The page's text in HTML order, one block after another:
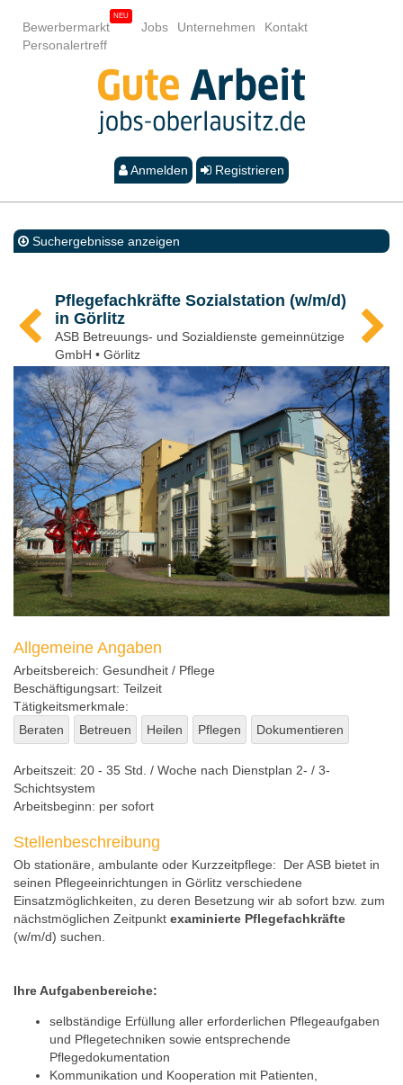
Bewerbermarkt Jobs Unternehmen
Kontakt
Personalertreff
Anmelden Registrieren
Suchergebnisse anzeigen
Pflegefachkräfte Sozialstation (w/m/d)
in Görlitz
ASB Betreuungs- und Sozialdienste gemeinnützige
GmbH • Görlitz
Allgemeine Angaben
Arbeitsbereich: Gesundheit / Pflege
Beschäftigungsart: Teilzeit
Tätigkeitsmerkmale:
Beraten
Betreuen Heilen Pflegen Dokumentieren
Arbeitszeit: 20 - 35 Std. / Woche nach Dienstplan 2- / 3-
Schichtsystem
Arbeitsbeginn: per sofort
Stellenbeschreibung
Ob stationäre, ambulante oder Kurzzeitpflege: Der ASB bietet in
seinen Pflegeeinrichtungen in Görlitz verschiedene
Einsatzmöglichkeiten, zu deren Besetzung wir ab sofort bzw. zum
nächstmöglichen Zeitpunkt examinierte Pflegefachkräfte
(w/m/d) suchen.
Ihre Aufgabenbereiche:
selbständige Erfüllung aller erforderlichen Pflegeaufgaben
und Pflegetechniken sowie entsprechende
Pflegedokumentation
Kommunikation und Kooperation mit Patienten,